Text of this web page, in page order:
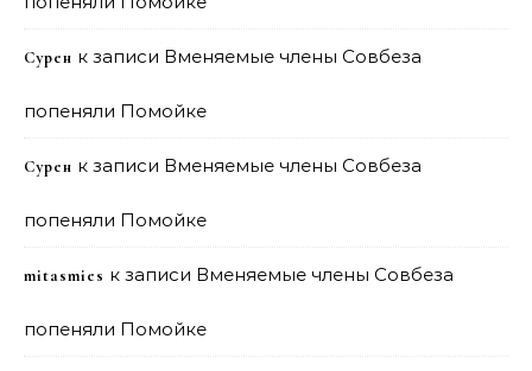
Сурен к записи Вменяемые члены Совбеза
попеняли Помойке
Сурен к записи Вменяемые члены Совбеза
попеняли Помойке
mitasmies к записи Вменяемые члены Совбеза
попеняли Помойке